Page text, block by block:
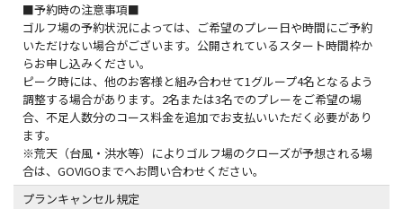
■予約時の注意事項■
ゴルフ場の予約状況によっては、ご希望のプレー日や時間にご予約
いただけない場合がございます。公開されているスタート時間枠か
らお申し込みください。
ピーク時には、他のお客様と組み合わせて1グループ4名となるよう
調整する場合があります。2名または3名でのプレーをご希望の場
合、不足人数分のコース料金を追加でお支払いいただく必要があり
ます。
※荒天（台風・洪水等）によりゴルフ場のクローズが予想される場
合は、GOVIGOまでへお問い合わせください。
プランキャンセル規定